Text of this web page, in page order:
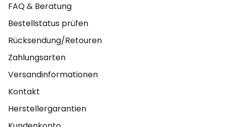
FAQ & Beratung
Bestellstatus prüfen
Rücksendung/Retouren
Zahlungsarten
Versandinformationen
Kontakt
Herstellergarantien